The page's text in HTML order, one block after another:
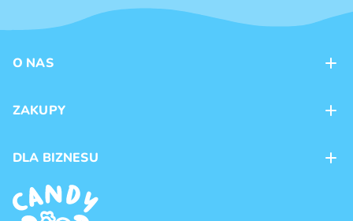
O NAS
Sklepy
ZAKUPY
Dostawa
Regulamin
Polityka prywatności
DLA BIZNESU
Franczyza
Handel hurtowy